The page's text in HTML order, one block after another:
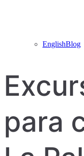
EnglishBlog
para